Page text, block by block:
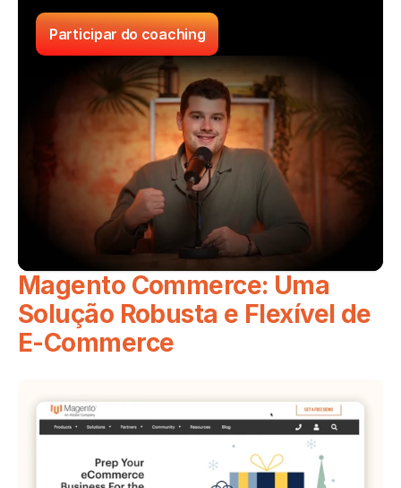
Participar do coaching
Magento Commerce: Uma
Solução Robusta e Flexível de
E-Commerce